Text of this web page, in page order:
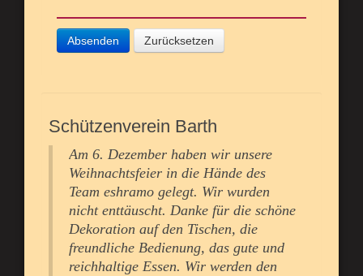
Absenden Zurücksetzen
Schützenverein Barth
Am 6. Dezember haben wir unsere
Weihnachtsfeier in die Hände des
Team eshramo gelegt. Wir wurden
nicht enttäuscht. Danke für die schöne
Dekoration auf den Tischen, die
freundliche Bedienung, das gute und
reichhaltige Essen. Wir werden den